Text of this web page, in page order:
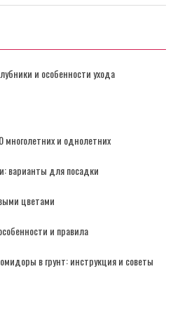
и особенности ухода
и однолетних
варианты для посадки
цветами
и правила
в грунт: инструкция и советы